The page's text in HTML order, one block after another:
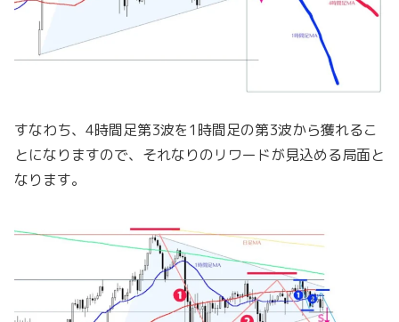
すなわち、4時間足第3波を1時間足の第3波から獲れるこ
とになりますので、それなりのリワードが見込める局面と
なります。